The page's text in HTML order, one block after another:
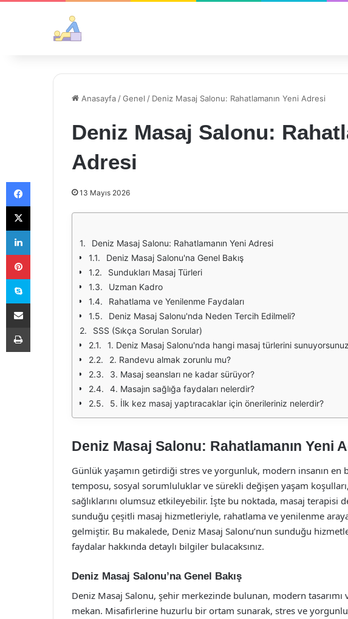
Anasayfa /Genel / Deniz Masaj Salonu: Rahatlamanın Yeni Adresi
Deniz Masaj Salonu:
Adresi
13 Mayıs 2026
Deniz Masaj Salonu: Rahatlamanın Yeni Adresi
Deniz Masaj Salonu'na Genel Bakış
Sundukları Masaj Türleri
Uzman Kadro
Rahatlama ve Yenilenme Faydaları
Deniz Masaj Salonu'nda Neden Tercih Edilmeli?
SSS (Sıkça Sorulan Sorular)
1. Deniz Masaj Salonu'nda hangi masaj türlerini
2. Randevu almak zorunlu mu?
3. Masaj seansları ne kadar sürüyor?
4. Masajın sağlığa faydaları nelerdir?
5. İlk kez masaj yaptıracaklar için önerileriniz nelerdir?
Deniz Masaj Salonu: Rahatlamanın Yeni
Günlük yaşamın getirdiği stres ve yorgunluk, modern insanın en
temposu, sosyal sorumluluklar ve sürekli değişen yaşam
sağlıklarını olumsuz etkileyebilir. İşte bu noktada, masaj terapisi
sunduğu çeşitli masaj hizmetleriyle, rahatlama ve yenilenme
gelmiştir. Bu makalede, Deniz Masaj Salonu’nun sunduğu
faydalar hakkında detaylı bilgiler bulacaksınız.
Deniz Masaj Salonu’na Genel Bakış
Deniz Masaj Salonu, şehir merkezinde bulunan, modern
mekan. Misafirlerine huzurlu bir ortam sunarak, stres ve
Facebook
X
LinkedIn
Pinterest
Skype
E-Posta ile paylaş